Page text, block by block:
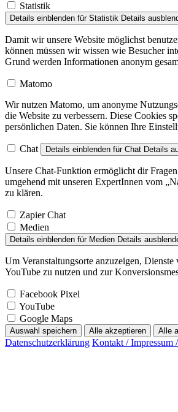
Statistik
Details einblenden für Statistik Details
Damit wir unsere Website möglichst
können müssen wir wissen wie Besucher
Grund werden Informationen anonym
Matomo
Wir nutzen Matomo, um anonyme
die Website zu verbessern. Diese Cookies
persönlichen Daten. Sie können Ihre
Chat Details einblenden für Chat Details
Unsere Chat-Funktion ermöglicht dir
umgehend mit unseren ExpertInnen vom
zu klären.
Zapier Chat
Medien
Details einblenden für Medien Details
Um Veranstaltungsorte anzuzeigen,
YouTube zu nutzen und zur
Facebook Pixel
YouTube
Google Maps
Auswahl speichern Alle akzeptieren Alle
Datenschutzerklärung Kontakt / Impressum